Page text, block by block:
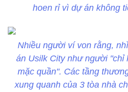
hoen rỉ vì dự án không
Nhiều người ví von rằng,
án Usilk City như người "chỉ
mặc quần". Các tầng
xung quanh của 3 tòa nhà